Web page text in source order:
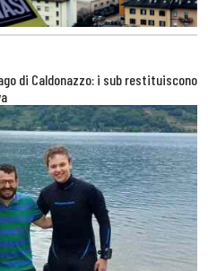
di Caldonazzo: i sub restituiscono